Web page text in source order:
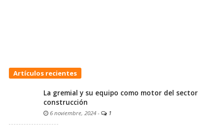
Artículos recientes
La gremial y su equipo como motor del sector
construcción
6 noviembre, 2024 - 1